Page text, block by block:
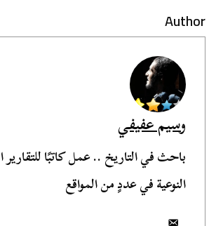
Author
وسيم عفيفي
باحث في التاريخ .. عمل كاتبًا للتقارير
النوعية في عددٍ من المواقع